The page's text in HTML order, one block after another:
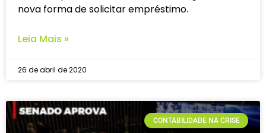
nova forma de solicitar empréstimo.
Leia Mais »
26 de abril de 2020
CONTABILIDADE NA CRISE